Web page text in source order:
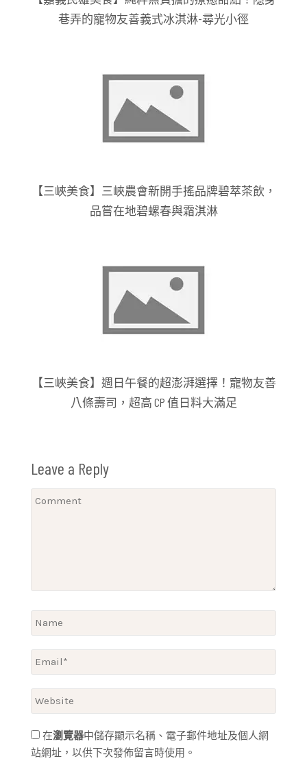
巷弄的寵物友善義式冰淇淋-尋光小徑
【三峽美食】三峽農會新開手搖品牌碧萃茶飲，
品嘗在地碧螺春與霜淇淋
【三峽美食】週日午餐的超澎湃選擇！寵物友善
八條壽司，超高 CP 值日料大滿足
Leave a Reply
在瀏覽器中儲存顯示名稱、電子郵件地址及個人網
站網址，以供下次發佈留言時使用。